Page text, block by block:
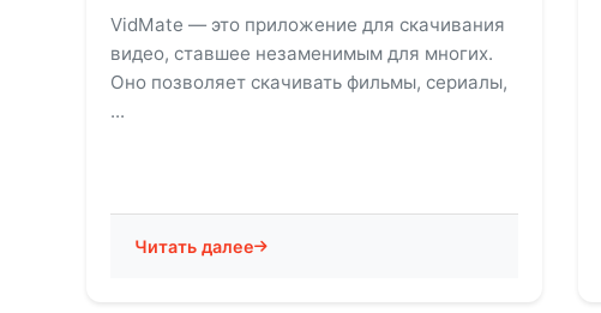
VidMate — это приложение для скачивания
видео, ставшее незаменимым для многих.
Оно позволяет скачивать фильмы, сериалы,
...
Читать далее